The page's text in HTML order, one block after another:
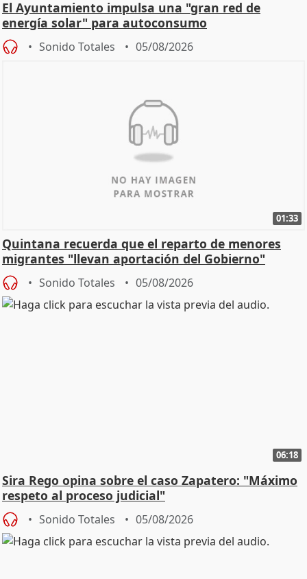
El Ayuntamiento impulsa una "gran red de
energía solar" para autoconsumo
Sonido Totales 05/08/2026
01:33
Quintana recuerda que el reparto de menores
migrantes "llevan aportación del Gobierno"
central
Sonido Totales 05/08/2026
06:18
Sira Rego opina sobre el caso Zapatero: "Máximo
respeto al proceso judicial"
Sonido Totales 05/08/2026